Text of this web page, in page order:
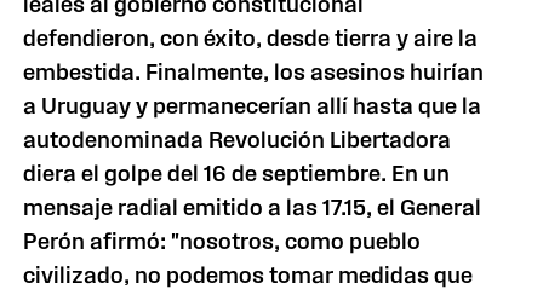
defendieron, con éxito, desde tierra y aire la
embestida. Finalmente, los asesinos huirían
a Uruguay y permanecerían allí hasta que la
autodenominada Revolución Libertadora
diera el golpe del 16 de septiembre. En un
mensaje radial emitido a las 17.15, el General
Perón afirmó: "nosotros, como pueblo
civilizado, no podemos tomar medidas que